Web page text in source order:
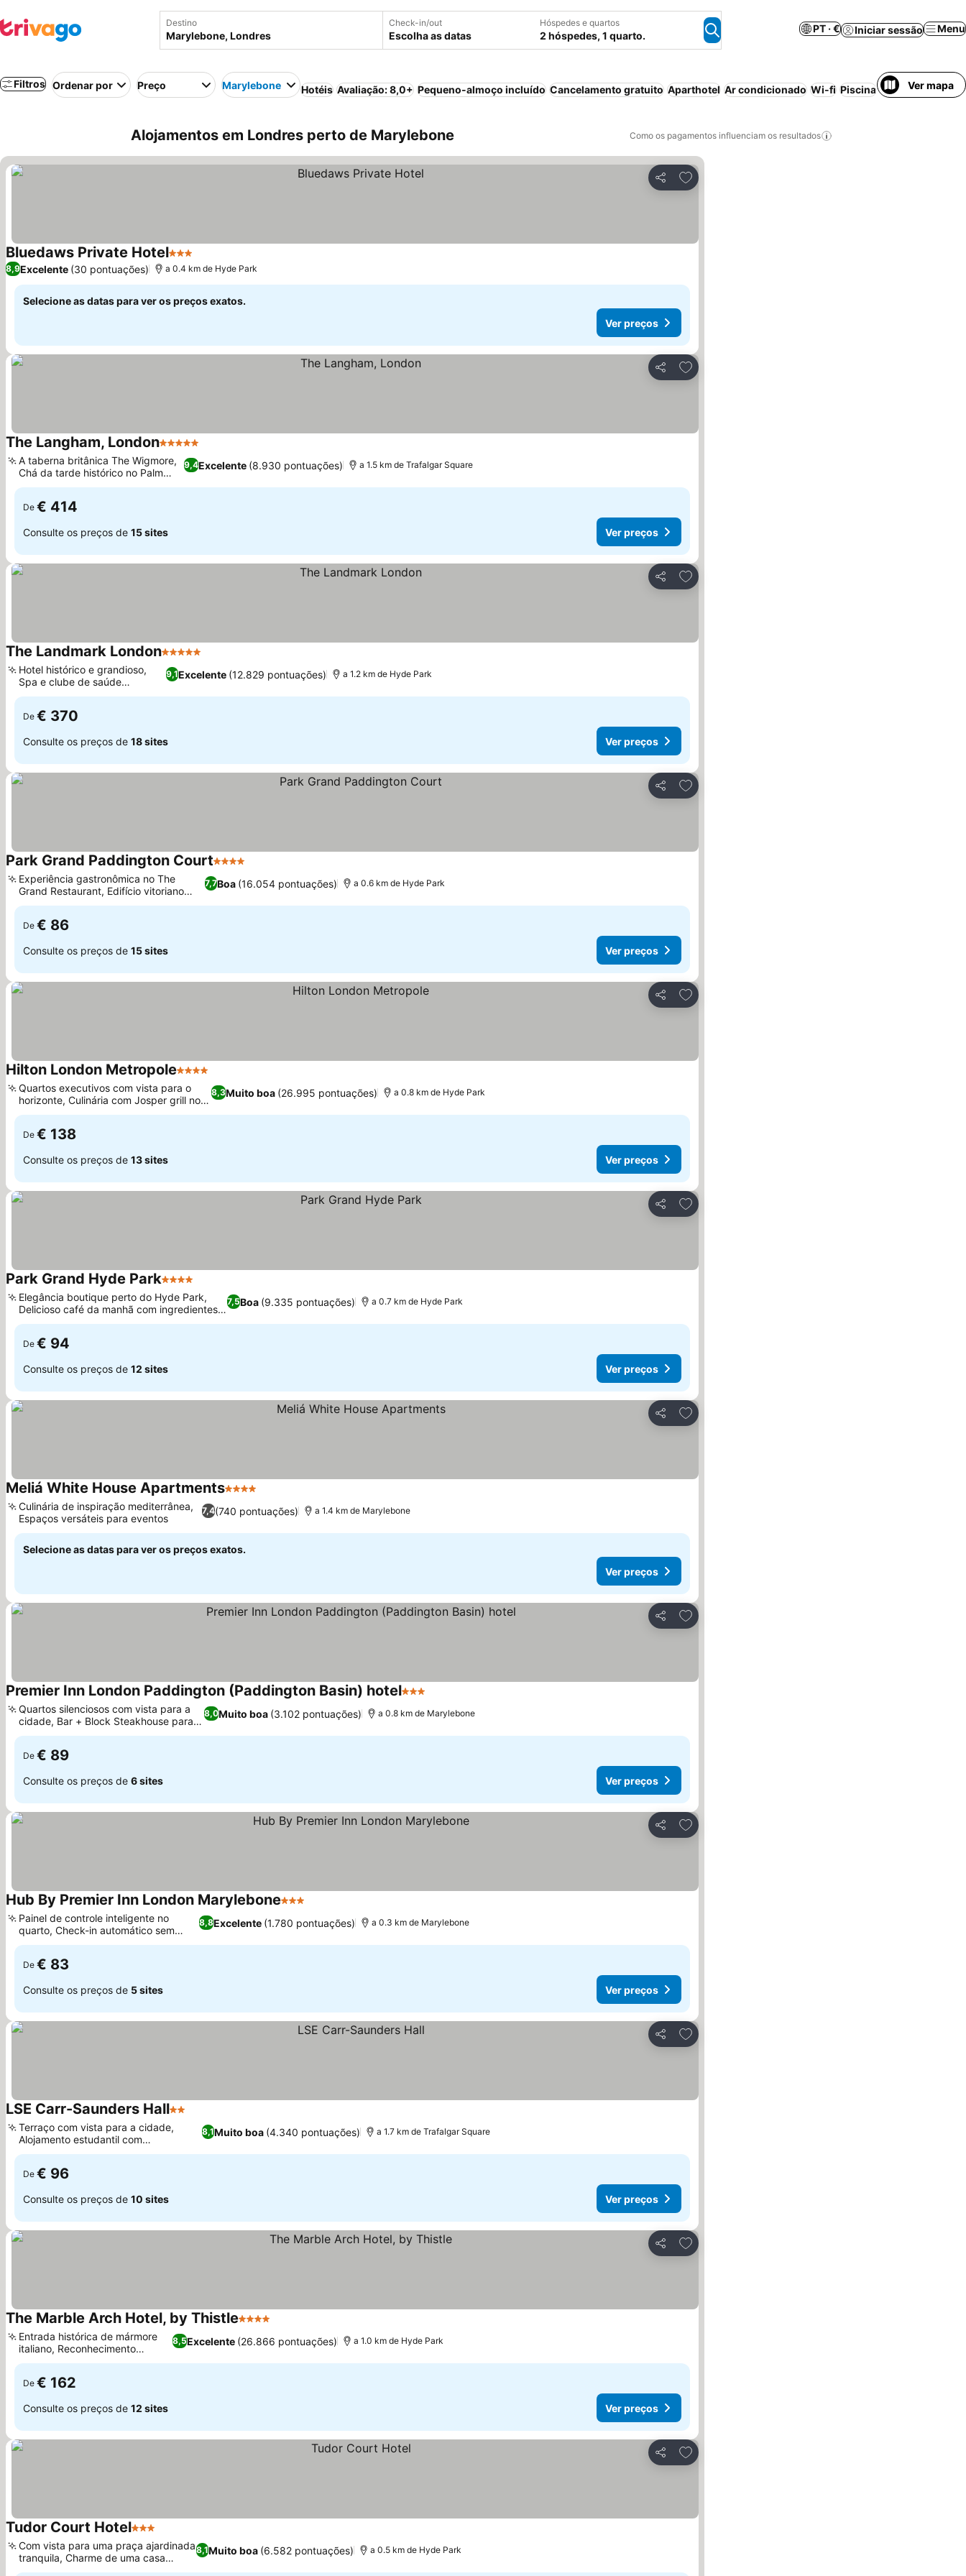
Destino Check-in/out
Escolha as datas
Hóspedes e quartos
2 hóspedes, 1 quarto.
PT · € Iniciar sessão Menu
Filtros Ordenar por Preço Marylebone Hotéis Avaliação: 8,0+ Pequeno-almoço incluído Cancelamento gratuito Aparthotel Ar condicionado Wi-fi Piscina Estacionamento
Ver mapa
Alojamentos em Londres perto de Marylebone Como os pagamentos influenciam os resultados
Partilhar
Adicionar aos favoritos
Bluedaws Private Hotel3 Estrelas
8,9Excelente (30 pontuações) a 0.4 km de Hyde Park
Selecione as datas para ver os preços exatos.
Ver preços
Partilhar
Adicionar aos favoritos
The Langham, London5 Estrelas
9,4Excelente (8.930 pontuações)
A taberna britânica The Wigmore,
Chá da tarde histórico no Palm
Court
a 1.5 km de Trafalgar Square
De € 414
Consulte os preços de 15 sites Ver preços
Partilhar
Adicionar aos favoritos
The Landmark London5 Estrelas
9,1Excelente (12.829 pontuações)
Hotel histórico e grandioso,
Spa e clube de saúde
premiados
a 1.2 km de Hyde Park
De € 370
Consulte os preços de 18 sites Ver preços
Partilhar
Adicionar aos favoritos
Park Grand Paddington Court4 Estrelas
7,7Boa (16.054 pontuações)
Experiência gastronômica no The
Grand Restaurant, Edifício vitoriano
elegante
a 0.6 km de Hyde Park
De € 86
Consulte os preços de 15 sites Ver preços
Partilhar
Adicionar aos favoritos
Hilton London Metropole4 Estrelas
8,3Muito boa (26.995 pontuações)
Quartos executivos com vista para o
horizonte, Culinária com Josper grill no
Tyburn Kitchen
a 0.8 km de Hyde Park
De € 138
Consulte os preços de 13 sites Ver preços
Partilhar
Adicionar aos favoritos
Park Grand Hyde Park4 Estrelas
7,5Boa (9.335 pontuações)
Elegância boutique perto do Hyde Park,
Delicioso café da manhã com ingredientes
sazonais
a 0.7 km de Hyde Park
De € 94
Consulte os preços de 12 sites Ver preços
Partilhar
Adicionar aos favoritos
Meliá White House Apartments4 Estrelas
7,4(740 pontuações)
Culinária de inspiração mediterrânea,
Espaços versáteis para eventos
a 1.4 km de Marylebone
Selecione as datas para ver os preços exatos.
Ver preços
Partilhar
Adicionar aos favoritos
Premier Inn London Paddington (Paddington Basin) hotel3 Estrelas
8,0Muito boa (3.102 pontuações)
Quartos silenciosos com vista para a
cidade, Bar + Block Steakhouse para
refeições
a 0.8 km de Marylebone
De € 89
Consulte os preços de 6 sites Ver preços
Partilhar
Adicionar aos favoritos
Hub By Premier Inn London Marylebone3 Estrelas
8,8Excelente (1.780 pontuações)
Painel de controle inteligente no
quarto, Check-in automático sem
complicações
a 0.3 km de Marylebone
De € 83
Consulte os preços de 5 sites Ver preços
Partilhar
Adicionar aos favoritos
LSE Carr-Saunders Hall2 Estrelas
8,1Muito boa (4.340 pontuações)
Terraço com vista para a cidade,
Alojamento estudantil com
comodidades de hotel
a 1.7 km de Trafalgar Square
De € 96
Consulte os preços de 10 sites Ver preços
Partilhar
Adicionar aos favoritos
The Marble Arch Hotel, by Thistle4 Estrelas
8,5Excelente (26.866 pontuações)
Entrada histórica de mármore
italiano, Reconhecimento
premiado
a 1.0 km de Hyde Park
De € 162
Consulte os preços de 12 sites Ver preços
Partilhar
Adicionar aos favoritos
Tudor Court Hotel3 Estrelas
8,1Muito boa (6.582 pontuações)
Com vista para uma praça ajardinada
tranquila, Charme de uma casa
vitoriana
a 0.5 km de Hyde Park